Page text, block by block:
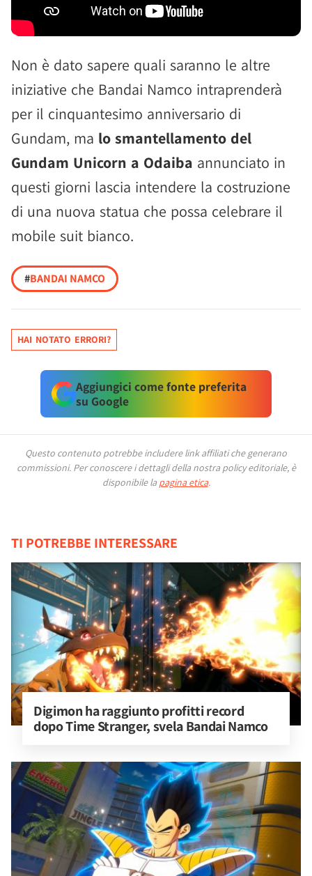
Non è dato sapere quali saranno le altre
iniziative che Bandai Namco intraprenderà
per il cinquantesimo anniversario di
Gundam, ma lo smantellamento del
Gundam Unicorn a Odaiba annunciato in
questi giorni lascia intendere la costruzione
di una nuova statua che possa celebrare il
mobile suit bianco.
#BANDAI NAMCO
HAI NOTATO ERRORI?
Aggiungici come fonte preferita
su Google
Questo contenuto potrebbe includere link affiliati che generano
commissioni. Per conoscere i dettagli della nostra policy editoriale, è
disponibile la pagina etica.
TI POTREBBE INTERESSARE
Digimon ha raggiunto profitti record
dopo Time Stranger, svela Bandai Namco